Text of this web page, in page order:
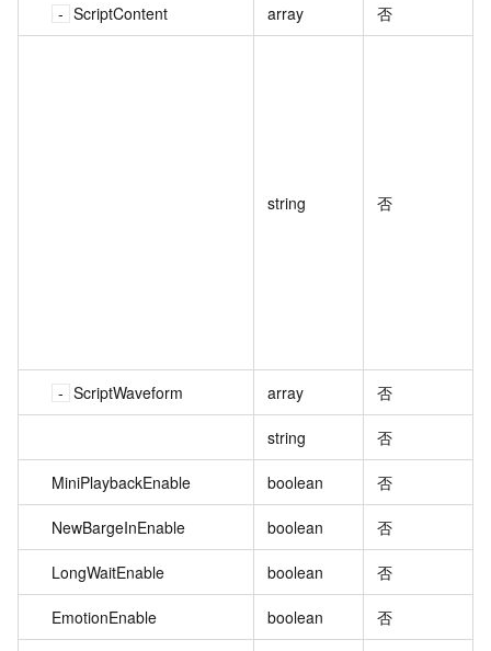
ScriptContent array 否
string 否
ScriptWaveform array 否
string 否
MiniPlaybackEnable boolean 否
NewBargeInEnable boolean 否
LongWaitEnable boolean 否
EmotionEnable boolean 否